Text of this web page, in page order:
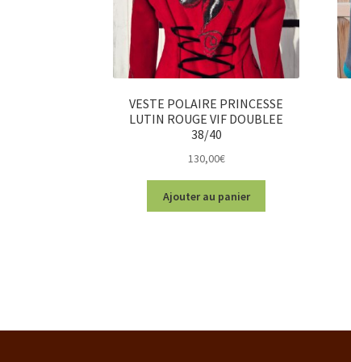
VESTE POLAIRE PRINCESSE
LUTIN ROUGE VIF DOUBLEE
38/40
130,00€
Ajouter au panier